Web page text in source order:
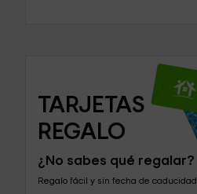
TARJETAS
REGALO
¿No sabes qué regalar?
Regalo fácil y sin fecha de caducidad